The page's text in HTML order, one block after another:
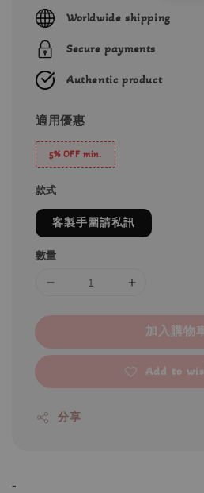
Worldwide shipping
Secure payments
Authentic product
適用優惠
5% OFF min.
款式
客製手圍請私訊
數量
加入購物
Add to
分享
-